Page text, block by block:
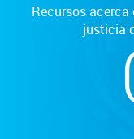
Recursos
justicia